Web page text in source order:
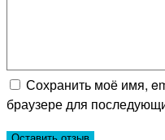
Сохранить моё имя,
браузере для